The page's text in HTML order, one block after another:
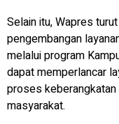
Selain itu, Wapres
pengembangan
melalui program
dapat memperlancar
proses
masyarakat.